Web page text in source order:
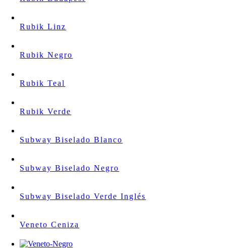
Rubik Linz
Rubik Negro
Rubik Teal
Rubik Verde
Subway Biselado Blanco
Subway Biselado Negro
Subway Biselado Verde Inglés
Veneto Ceniza